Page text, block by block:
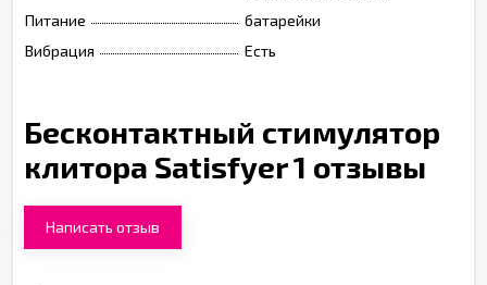
Питание
батарейки
Вибрация
Есть
Бесконтактный стимулятор
клитора Satisfyer 1 отзывы
Написать отзыв